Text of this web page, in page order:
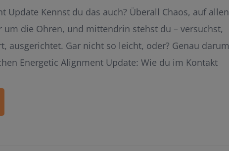
Update Kennst du das auch? Überall Chaos, auf allen
um die Ohren, und mittendrin stehst du – versuchst,
ausgerichtet. Gar nicht so leicht, oder? Genau darum
Energetic Alignment Update: Wie du im Kontakt